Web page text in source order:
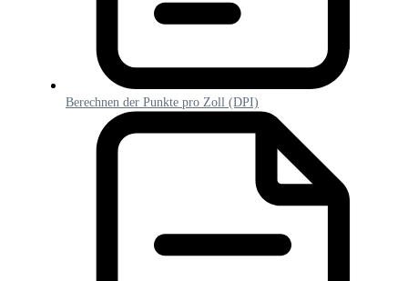
Berechnen der Punkte pro Zoll (DPI)